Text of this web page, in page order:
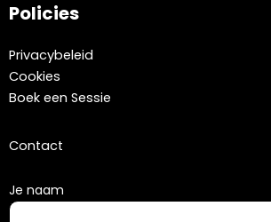
Policies
Privacybeleid
Cookies
Boek een Sessie
Contact
Je naam